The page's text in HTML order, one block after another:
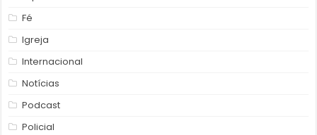
Fé
Igreja
Internacional
Notícias
Podcast
Policial